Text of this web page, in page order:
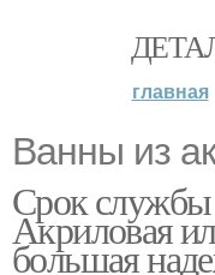
главная
Ванны из
Срок службы
Акриловая
большая